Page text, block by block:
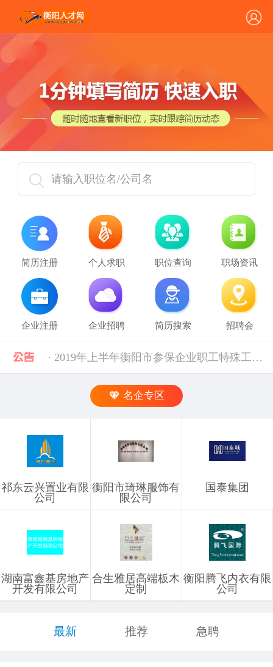
请输入职位名/公司名
简历注册 个人求职 职位查询 职场资讯
企业注册 企业招聘 简历搜索 招聘会
· 2019年上半年衡阳市参保企业职工特殊工种提前退休人员汇总表(第二批)公示 [10-28]
· 禁止发布的职位信息 [03-03]
· 企业信息发布规则 [03-03]
名企专区
祁东云兴置业有限
公司
衡阳市琦琳服饰有
限公司
国泰集团
湖南富鑫基房地产
开发有限公司
合生雅居高端板木
定制
衡阳腾飞内衣有限
公司
最新 推荐 急聘